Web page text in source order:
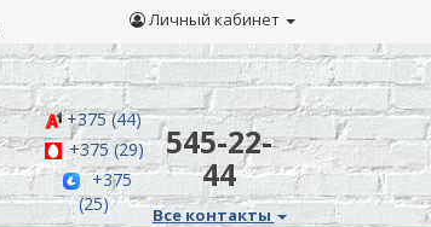
Личный кабинет
+375 (44)
+375 (29)
+375
(25)
545-22-
44
Все контакты